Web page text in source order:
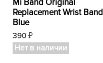
Mi Band Original
Replacement Wrist Band
Blue
390 ₽
Нет в наличии